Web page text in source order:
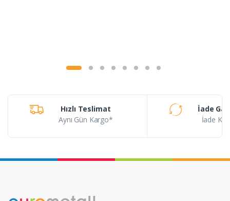
Hızlı Teslimat
Aynı Gün Kargo*
İade
İade